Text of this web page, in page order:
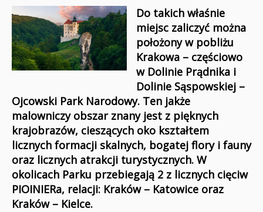
Do takich właśnie
miejsc zaliczyć można
położony w pobliżu
Krakowa – częściowo
w Dolinie Prądnika i
Dolinie Sąspowskiej –
Ojcowski Park Narodowy. Ten jakże
malowniczy obszar znany jest z pięknych
krajobrazów, cieszących oko kształtem
licznych formacji skalnych, bogatej flory i fauny
oraz licznych atrakcji turystycznych. W
okolicach Parku przebiegają 2 z licznych cięciw
PIOINIERa, relacji: Kraków – Katowice oraz
Kraków – Kielce.